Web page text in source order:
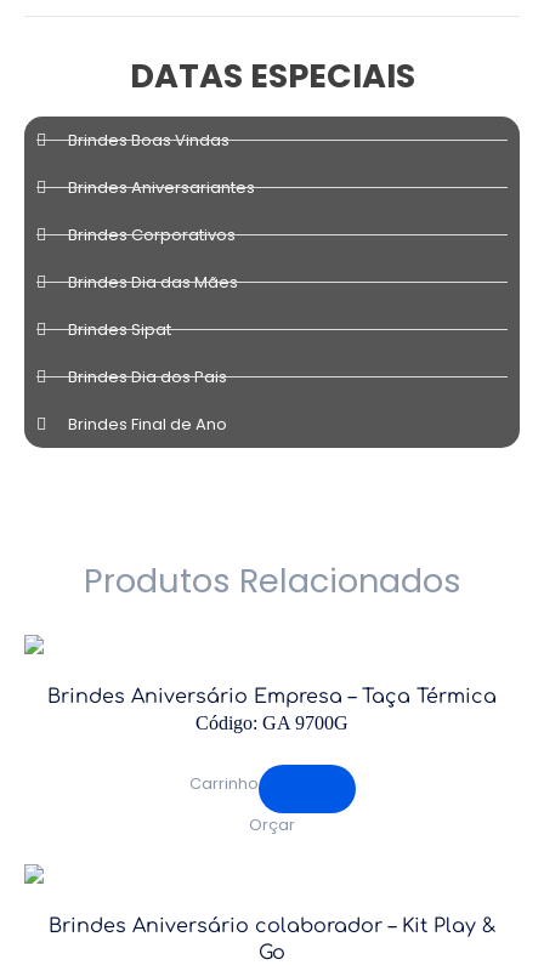
DATAS ESPECIAIS
Brindes Boas Vindas
Brindes Aniversariantes
Brindes Corporativos
Brindes Dia das Mães
Brindes Sipat
Brindes Dia dos Pais
Brindes Final de Ano
Produtos Relacionados
Brindes Aniversário Empresa – Taça Térmica
Código: GA 9700G
Carrinho
Orçar
Brindes Aniversário colaborador – Kit Play &
Go